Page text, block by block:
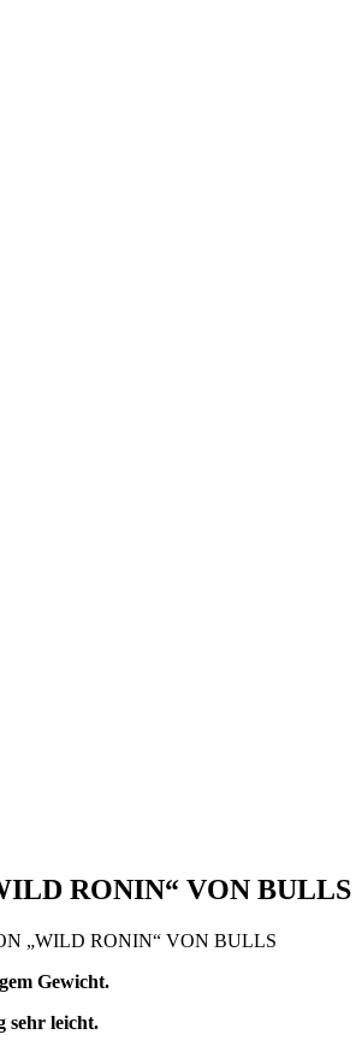
RONIN“ VON BULLS
„WILD RONIN“ VON BULLS
Gewicht.
sehr leicht.